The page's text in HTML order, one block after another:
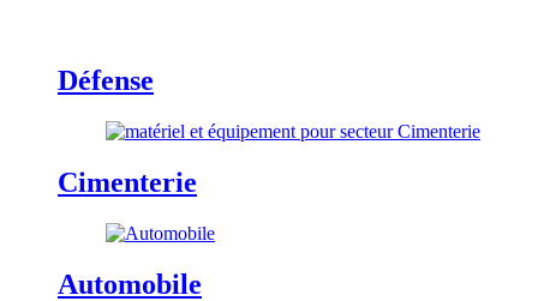
Défense
Cimenterie
Automobile